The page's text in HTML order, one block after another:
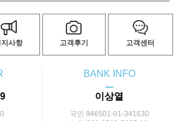
지사항 고객후기 고객센터
BANK INFO
ㅡ
이상열
국민 946501-01-341630